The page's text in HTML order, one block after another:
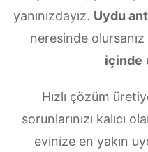
yanınızdayız. Uydu
neresinde olursanız
içinde
Hızlı çözüm
sorunlarınızı kalıcı
evinize en yakın